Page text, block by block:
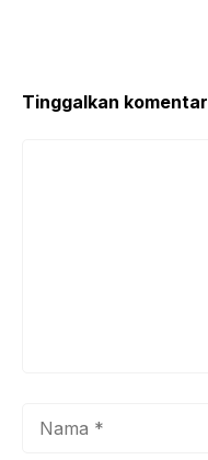
Tinggalkan komentar